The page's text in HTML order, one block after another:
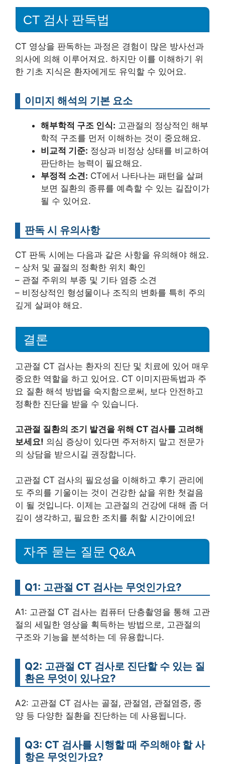
CT 검사 판독법
CT 영상을 판독하는 과정은 경험이 많은 방사선과
의사에 의해 이루어져요. 하지만 이를 이해하기 위
한 기초 지식은 환자에게도 유익할 수 있어요.
이미지 해석의 기본 요소
해부학적 구조 인식: 고관절의 정상적인 해부
학적 구조를 먼저 이해하는 것이 중요해요.
비교적 기준: 정상과 비정상 상태를 비교하여
판단하는 능력이 필요해요.
부정적 소견: CT에서 나타나는 패턴을 살펴
보면 질환의 종류를 예측할 수 있는 길잡이가
될 수 있어요.
판독 시 유의사항
CT 판독 시에는 다음과 같은 사항을 유의해야 해요.
– 상처 및 골절의 정확한 위치 확인
– 관절 주위의 부종 및 기타 염증 소견
– 비정상적인 형성물이나 조직의 변화를 특히 주의
깊게 살펴야 해요.
결론
고관절 CT 검사는 환자의 진단 및 치료에 있어 매우
중요한 역할을 하고 있어요. CT 이미지판독법과 주
요 질환 해석 방법을 숙지함으로써, 보다 안전하고
정확한 진단을 받을 수 있습니다.
고관절 질환의 조기 발견을 위해 CT 검사를 고려해
보세요! 의심 증상이 있다면 주저하지 말고 전문가
의 상담을 받으시길 권장합니다.
고관절 CT 검사의 필요성을 이해하고 후기 관리에
도 주의를 기울이는 것이 건강한 삶을 위한 첫걸음
이 될 것입니다. 이제는 고관절의 건강에 대해 좀 더
깊이 생각하고, 필요한 조치를 취할 시간이에요!
자주 묻는 질문 Q&A
Q1: 고관절 CT 검사는 무엇인가요?
A1: 고관절 CT 검사는 컴퓨터 단층촬영을 통해 고관
절의 세밀한 영상을 획득하는 방법으로, 고관절의
구조와 기능을 분석하는 데 유용합니다.
Q2: 고관절 CT 검사로 진단할 수 있는 질
환은 무엇이 있나요?
A2: 고관절 CT 검사는 골절, 관절염, 관절염증, 종
양 등 다양한 질환을 진단하는 데 사용됩니다.
Q3: CT 검사를 시행할 때 주의해야 할 사
항은 무엇인가요?